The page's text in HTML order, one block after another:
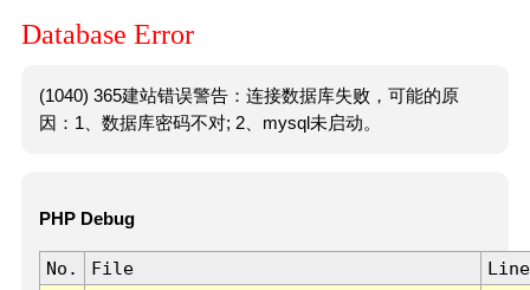
Database Error
(1040) 365建站错误警告：连接数据库失败，可能的原
因：1、数据库密码不对; 2、mysql未启动。
PHP Debug
No. File
Line